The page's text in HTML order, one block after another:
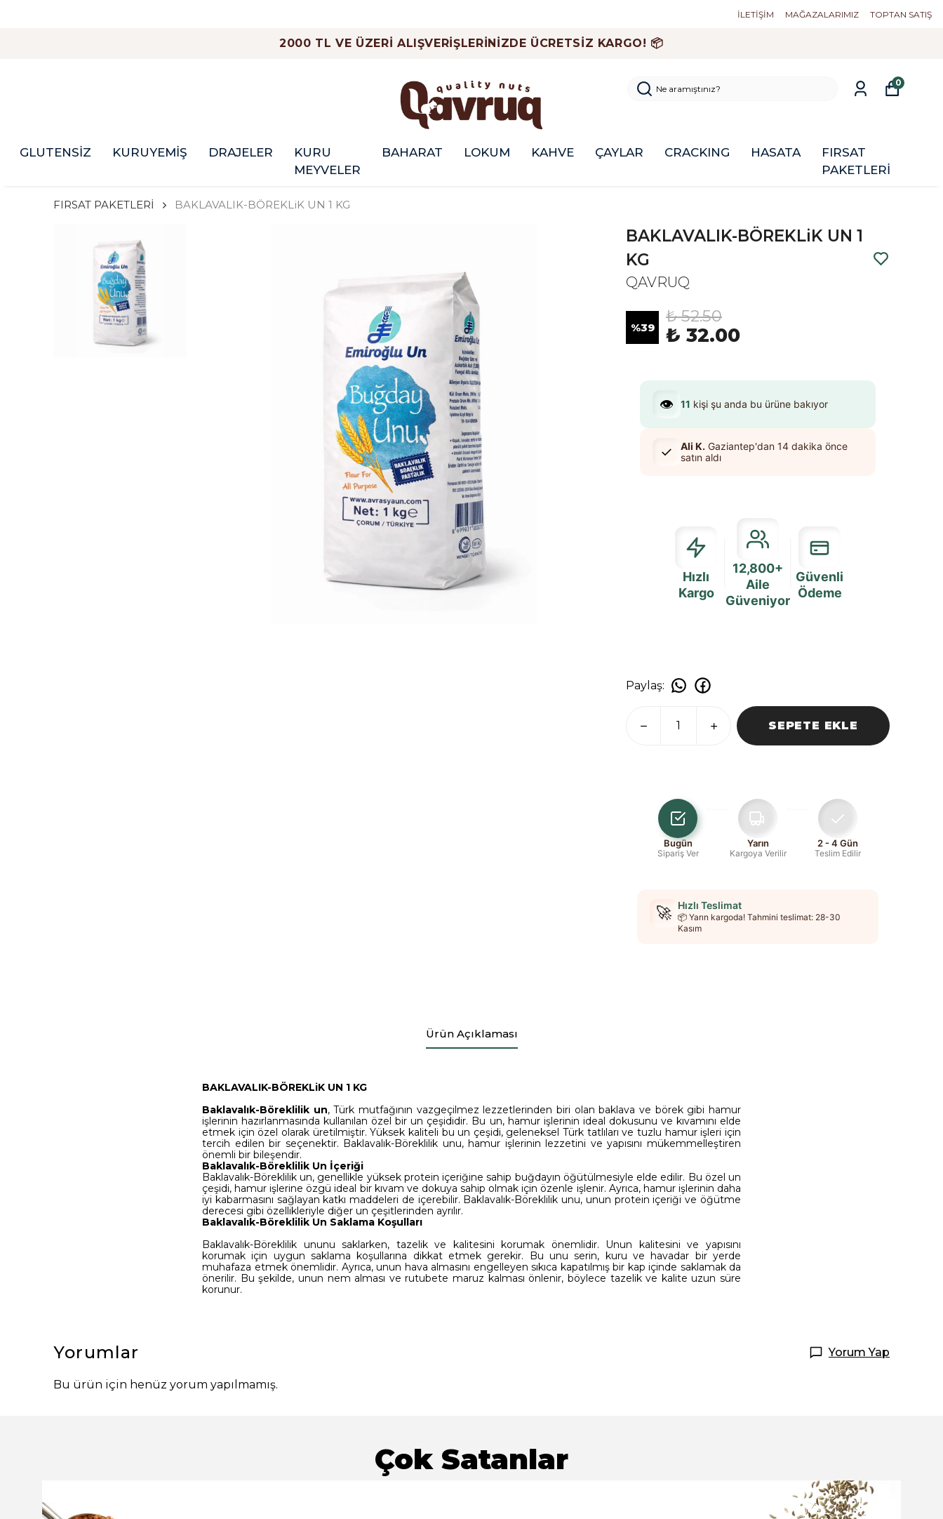
İLETİŞİM MAĞAZALARIMIZ TOPTAN SATIŞ
2000 TL VE ÜZERİ ALIŞVERİŞLERİNİZDE ÜCRETSİZ KARGO! 📦
GLUTENSİZ KURUYEMİŞ DRAJELER
KURU
MEYVELER
BAHARAT LOKUM KAHVE ÇAYLAR CRACKING HASATA
FIRSAT
PAKETLERİ
0
FIRSAT PAKETLERİ BAKLAVALIK-BÖREKLiK UN 1 KG
BAKLAVALIK-BÖREKLiK UN 1
KG
QAVRUQ
%39
₺ 52.50
₺ 32.00
👁️ 11 kişi şu anda bu ürüne bakıyor
✓ Ali K. Gaziantep'dan 14 dakika önce
satın aldı
Hızlı
Kargo
12,800+
Aile
Güveniyor
Güvenli
Ödeme
Paylaş:
SEPETE EKLE
Bugün
Sipariş Ver
Yarın
Kargoya Verilir
2 - 4 Gün
Teslim Edilir
🚀 Hızlı Teslimat
📦 Yarın kargoda! Tahmini teslimat: 28-30
Kasım
Ürün Açıklaması
BAKLAVALIK-BÖREKLiK UN 1 KG
Baklavalık-Böreklilik un, Türk mutfağının vazgeçilmez lezzetlerinden biri olan baklava ve börek gibi hamur
işlerinin hazırlanmasında kullanılan özel bir un çeşididir. Bu un, hamur işlerinin ideal dokusunu ve kıvamını elde
etmek için özel olarak üretilmiştir. Yüksek kaliteli bu un çeşidi, geleneksel Türk tatlıları ve tuzlu hamur işleri için
tercih edilen bir seçenektir. Baklavalık-Böreklilik unu, hamur işlerinin lezzetini ve yapısını mükemmelleştiren
önemli bir bileşendir.
Baklavalık-Böreklilik Un İçeriği
Baklavalık-Böreklilik un, genellikle yüksek protein içeriğine sahip buğdayın öğütülmesiyle elde edilir. Bu özel un
çeşidi, hamur işlerine özgü ideal bir kıvam ve dokuya sahip olmak için özenle işlenir. Ayrıca, hamur işlerinin daha
iyi kabarmasını sağlayan katkı maddeleri de içerebilir. Baklavalık-Böreklilik unu, unun protein içeriği ve öğütme
derecesi gibi özellikleriyle diğer un çeşitlerinden ayrılır.
Baklavalık-Böreklilik Un Saklama Koşulları
Baklavalık-Böreklilik ununu saklarken, tazelik ve kalitesini korumak önemlidir. Unun kalitesini ve yapısını
korumak için uygun saklama koşullarına dikkat etmek gerekir. Bu unu serin, kuru ve havadar bir yerde
muhafaza etmek önemlidir. Ayrıca, unun hava almasını engelleyen sıkıca kapatılmış bir kap içinde saklamak da
önerilir. Bu şekilde, unun nem alması ve rutubete maruz kalması önlenir, böylece tazelik ve kalite uzun süre
korunur.
Yorumlar Yorum Yap
Bu ürün için henüz yorum yapılmamış.
Çok Satanlar